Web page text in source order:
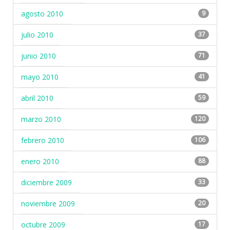
agosto 2010 9
julio 2010 37
junio 2010 71
mayo 2010 41
abril 2010 59
marzo 2010 120
febrero 2010 106
enero 2010 88
diciembre 2009 33
noviembre 2009 20
octubre 2009 17